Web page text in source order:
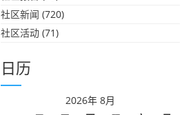
社区新闻 (720)
社区活动 (71)
日历
2026年 8月